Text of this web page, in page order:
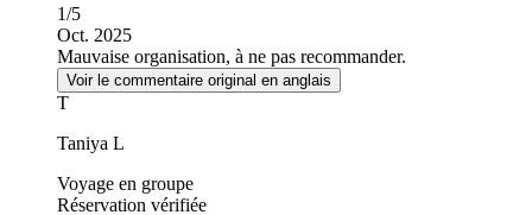
1/5
Oct. 2025
Mauvaise organisation, à ne pas recommander.
Voir le commentaire original en anglais
T
Taniya L
Voyage en groupe
Réservation vérifiée